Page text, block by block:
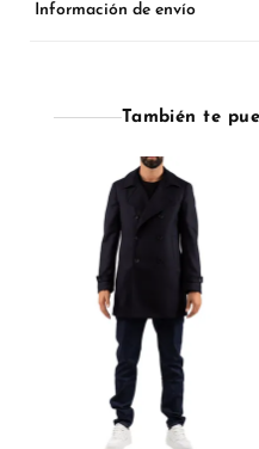
Información de envío
También te